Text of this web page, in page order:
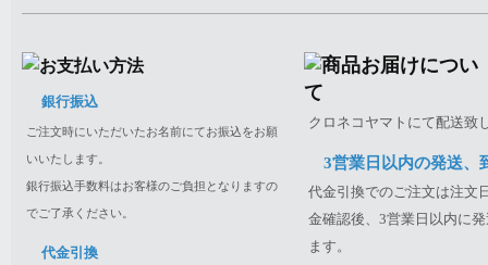
銀行振込
ご注文時にいただいたお名前にてお振込をお願
いいたします。
銀行振込手数料はお客様のご負担となりますの
でご了承ください。
代金引換
クロネコヤマトにて配送致
3営業日以内の発送、
代金引換でのご注文は注文
金確認後、3営業日以内に
ます。